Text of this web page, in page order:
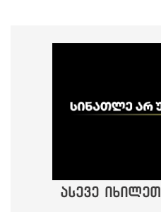
ასევე იხილეთ